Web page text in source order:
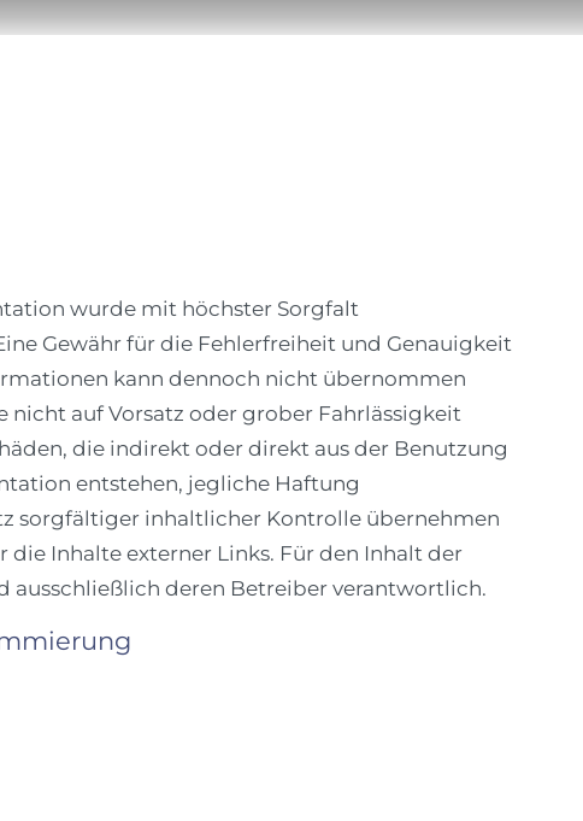
wurde mit höchster Sorgfalt
Gewähr für die Fehlerfreiheit und Genauigkeit
kann dennoch nicht übernommen
nicht auf Vorsatz oder grober Fahrlässigkeit
die indirekt oder direkt aus der Benutzung
entstehen, jegliche Haftung
sorgfältiger inhaltlicher Kontrolle übernehmen
die Inhalte externer Links. Für den Inhalt der
ausschließlich deren Betreiber verantwortlich.